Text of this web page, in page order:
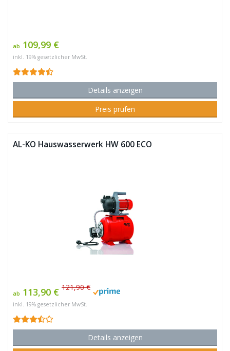
ab 109,99 €
inkl. 19% gesetzlicher MwSt.
Details anzeigen
Preis prüfen
AL-KO Hauswasserwerk HW 600 ECO
ab 113,90 € 121,90 €
inkl. 19% gesetzlicher MwSt.
Details anzeigen